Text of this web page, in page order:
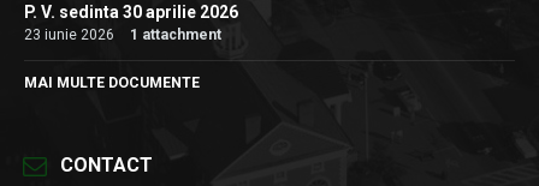
P. V. sedinta 30 aprilie 2026
23 iunie 2026 1 attachment
MAI MULTE DOCUMENTE
CONTACT